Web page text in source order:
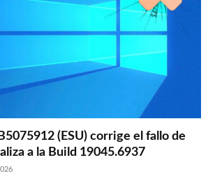
(ESU) corrige el fallo de
a la Build 19045.6937